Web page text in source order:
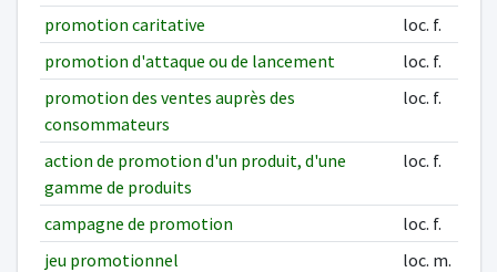
promotion caritative
loc. f.
promotion d'attaque ou de lancement
loc. f.
promotion des ventes auprès des
consommateurs
loc. f.
action de promotion d'un produit, d'une
gamme de produits
loc. f.
campagne de promotion
loc. f.
jeu promotionnel
loc. m.